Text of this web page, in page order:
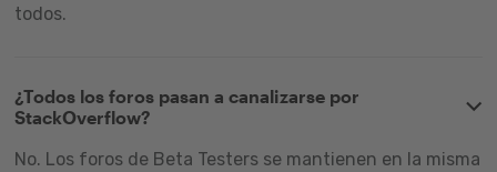
todos.
¿Todos los foros pasan a canalizarse por
StackOverflow?
No. Los foros de Beta Testers se mantienen en la misma